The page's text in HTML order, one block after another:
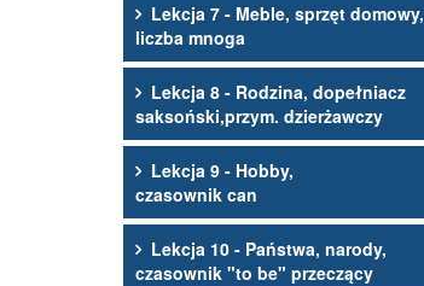
Lekcja 7 - Meble, sprzęt domowy,
liczba mnoga
Lekcja 8 - Rodzina, dopełniacz
saksoński,przym. dzierżawczy
Lekcja 9 - Hobby,
czasownik can
Lekcja 10 - Państwa, narody,
czasownik "to be" przeczący